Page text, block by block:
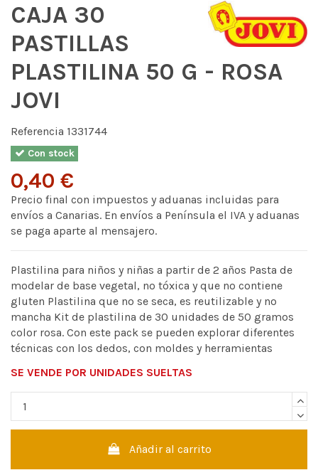
CAJA 30
PASTILLAS
PLASTILINA 50 G - ROSA
JOVI
Referencia 1331744
Con stock
0,40 €
Precio final con impuestos y aduanas incluidas para
envíos a Canarias. En envíos a Península el IVA y aduanas
se paga aparte al mensajero.
Plastilina para niños y niñas a partir de 2 años Pasta de
modelar de base vegetal, no tóxica y que no contiene
gluten Plastilina que no se seca, es reutilizable y no
mancha Kit de plastilina de 30 unidades de 50 gramos
color rosa. Con este pack se pueden explorar diferentes
técnicas con los dedos, con moldes y herramientas
SE VENDE POR UNIDADES SUELTAS
Añadir al carrito